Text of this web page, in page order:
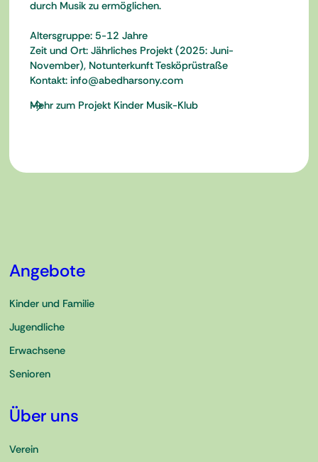
durch Musik zu ermöglichen.
Altersgruppe: 5-12 Jahre
Zeit und Ort: Jährliches Projekt (2025: Juni-
November), Notunterkunft Tesköprüstraße
Kontakt: info@abedharsony.com
Mehr zum Projekt Kinder Musik-Klub
Angebote
Kinder und Familie
Jugendliche
Erwachsene
Senioren
Über uns
Verein